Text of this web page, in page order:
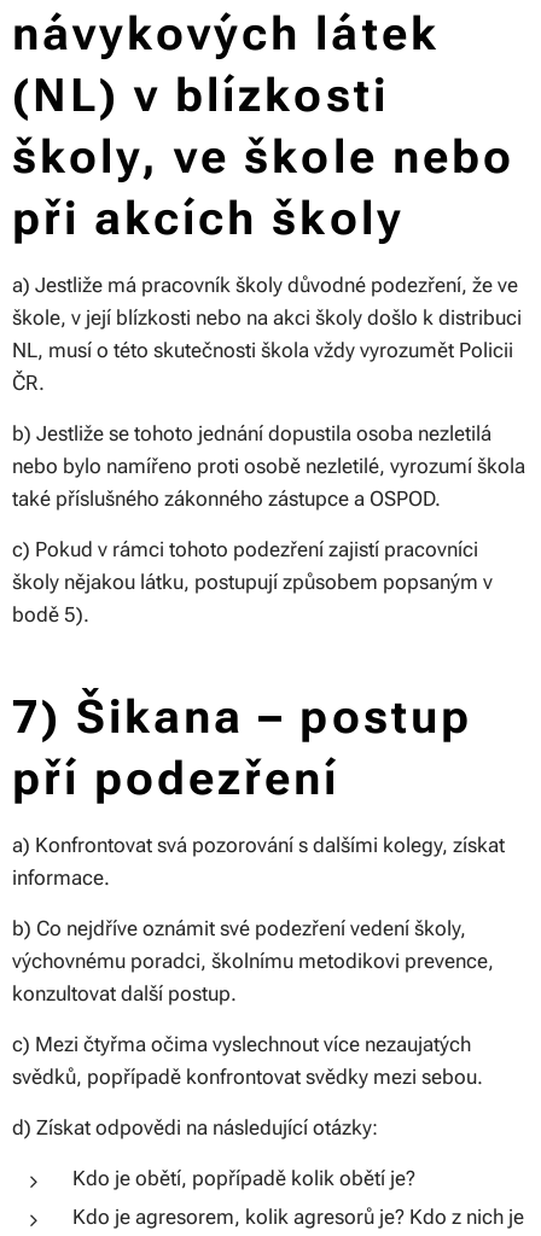
návykových látek
(NL) v blízkosti
školy, ve škole nebo
při akcích školy
a) Jestliže má pracovník školy důvodné podezření, že ve
škole, v její blízkosti nebo na akci školy došlo k distribuci
NL, musí o této skutečnosti škola vždy vyrozumět Policii
ČR.
b) Jestliže se tohoto jednání dopustila osoba nezletilá
nebo bylo namířeno proti osobě nezletilé, vyrozumí škola
také příslušného zákonného zástupce a OSPOD.
c) Pokud v rámci tohoto podezření zajistí pracovníci
školy nějakou látku, postupují způsobem popsaným v
bodě 5).
7) Šikana – postup
pří podezření
a) Konfrontovat svá pozorování s dalšími kolegy, získat
informace.
b) Co nejdříve oznámit své podezření vedení školy,
výchovnému poradci, školnímu metodikovi prevence,
konzultovat další postup.
c) Mezi čtyřma očima vyslechnout více nezaujatých
svědků, popřípadě konfrontovat svědky mezi sebou.
d) Získat odpovědi na následující otázky:
Kdo je obětí, popřípadě kolik obětí je?
Kdo je agresorem, kolik agresorů je? Kdo z nich je